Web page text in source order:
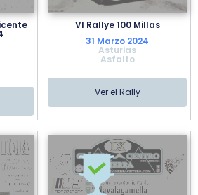
VI Rallye 100 Millas
31 Marzo 2024
Asturias
Asfalto
Ver el Rally